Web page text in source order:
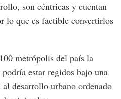
son céntricas y cuentan
lo que es factible convertirlos
metrópolis del país la
estar regidos bajo una
desarrollo urbano ordenado